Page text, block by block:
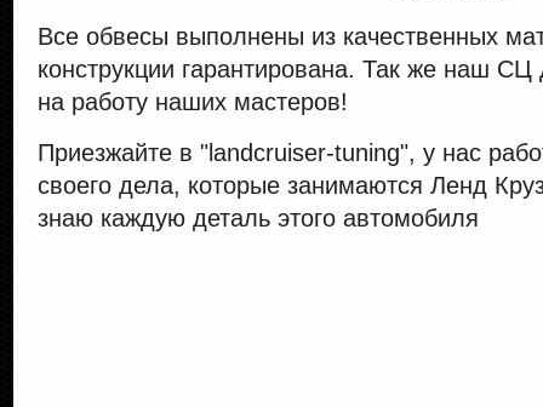
Все обвесы выполнены из качественных
конструкции гарантирована. Так же наш СЦ
на работу наших мастеров!
Приезжайте в "landcruiser-tuning", у нас
своего дела, которые занимаются Ленд
знаю каждую деталь этого автомобиля